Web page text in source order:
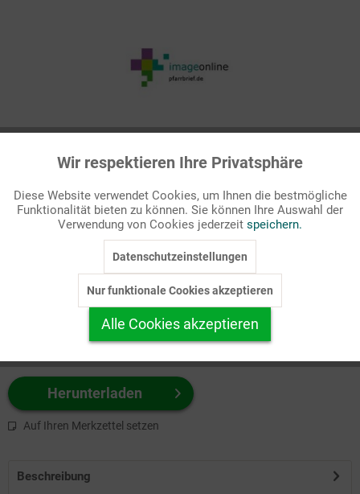
Passende Stichworte
Bibel, Meditation
zuerst Ihr Produktformat aus.
z.B. Farbe-Grafik, Schwarz-Weiß-Grafik, mit/ohne Text ...
Herunterladen
Auf Ihren Merkzettel setzen
Beschreibung
Funktionale Aktiv
Marketing Inaktiv
Personalisierung Inaktiv
Service
Wir respektieren Ihre Privatsphäre
Diese Website verwendet Cookies, um Ihnen die bestmögliche
Funktionalität bieten zu können. Sie können Ihre Auswahl der
Verwendung von Cookies jederzeit speichern.
Datenschutzeinstellungen
Nur funktionale Cookies akzeptieren
Alle Cookies akzeptieren